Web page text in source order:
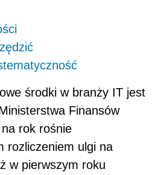
środki w branży IT jest
Finansów
rok rośnie
rozliczeniem ulgi na
w pierwszym roku